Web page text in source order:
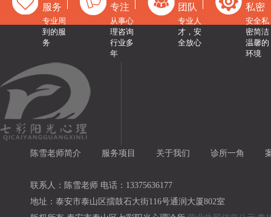
服务
专业周
到的服
务
专注
从事心
理咨询
行业多
年
团队
专业人
才，安
全放心
私密
安全私
密简洁
温馨的
环境
陈雪老师简介 服务项目 关于我们 诊所一角
联系人：陈雪老师 电话：13375636177
地址：泰安市泰山区擂鼓石大街116号通润大厦802室